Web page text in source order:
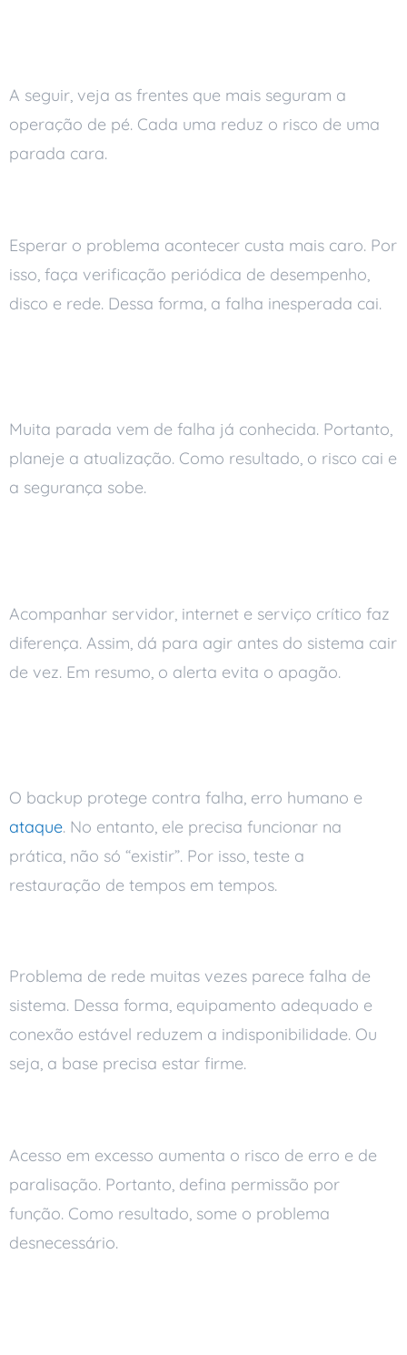
A seguir, veja as frentes que mais seguram a
operação de pé. Cada uma reduz o risco de uma
parada cara.
Esperar o problema acontecer custa mais caro. Por
isso, faça verificação periódica de desempenho,
disco e rede. Dessa forma, a falha inesperada cai.
Muita parada vem de falha já conhecida. Portanto,
planeje a atualização. Como resultado, o risco cai e
a segurança sobe.
Acompanhar servidor, internet e serviço crítico faz
diferença. Assim, dá para agir antes do sistema cair
de vez. Em resumo, o alerta evita o apagão.
O backup protege contra falha, erro humano e
ataque. No entanto, ele precisa funcionar na
prática, não só “existir”. Por isso, teste a
restauração de tempos em tempos.
Problema de rede muitas vezes parece falha de
sistema. Dessa forma, equipamento adequado e
conexão estável reduzem a indisponibilidade. Ou
seja, a base precisa estar firme.
Acesso em excesso aumenta o risco de erro e de
paralisação. Portanto, defina permissão por
função. Como resultado, some o problema
desnecessário.